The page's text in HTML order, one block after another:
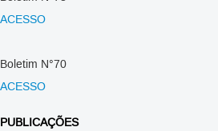
ACESSO
Boletim N°70
ACESSO
PUBLICAÇÕES